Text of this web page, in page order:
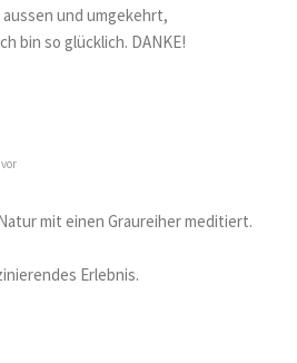
und umgekehrt,
bin so glücklich. DANKE!
mit einen Graureiher meditiert.
Erlebnis.